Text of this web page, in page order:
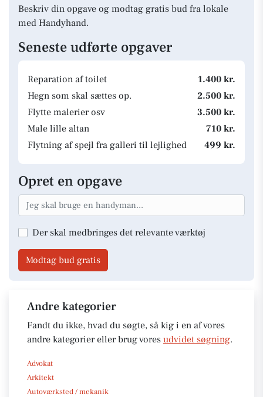
Beskriv din opgave og modtag gratis bud fra lokale
med Handyhand.
Seneste udførte opgaver
Reparation af toilet
1.400 kr.
Hegn som skal sættes op.
2.500 kr.
Flytte malerier osv
3.500 kr.
Male lille altan
710 kr.
Flytning af spejl fra galleri til lejlighed
499 kr.
Opret en opgave
Der skal medbringes det relevante værktøj
Modtag bud gratis
Andre kategorier
Fandt du ikke, hvad du søgte, så kig i en af vores
andre kategorier eller brug vores udvidet søgning.
Advokat
Arkitekt
Autoværksted / mekanik